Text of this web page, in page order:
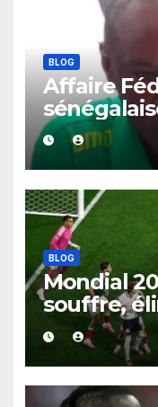
BLOG
Affaire
sport sort
des
BLOG
Mondial
souffre,
décroche
Norvège